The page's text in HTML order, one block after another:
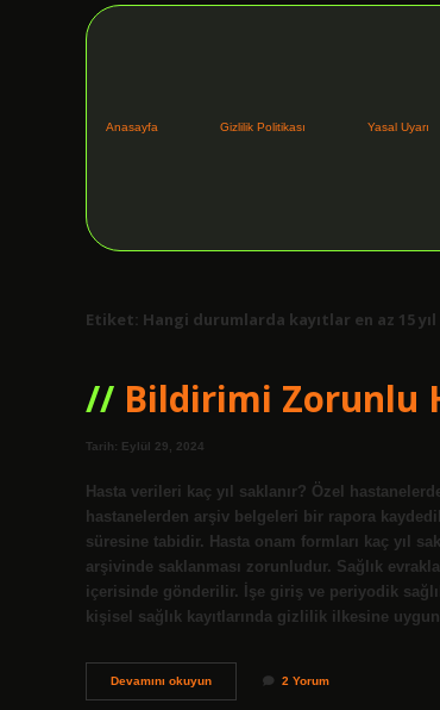
Anasayfa Gizlilik Politikası Yasal Uyarı
Etiket: Hangi durumlarda kayıtlar en az 15 yıl
Bildirimi Zorunlu
Tarih: Eylül 29, 2024
Hasta verileri kaç yıl saklanır? Özel
hastanelerden arşiv belgeleri bir rapora
süresine tabidir. Hasta onam formları kaç yıl
arşivinde saklanması zorunludur. Sağlık
içerisinde gönderilir. İşe giriş ve periyodik
kişisel sağlık kayıtlarında gizlilik ilkesine
Devamını okuyunBildirimi
Zorunlu
2 Yorum